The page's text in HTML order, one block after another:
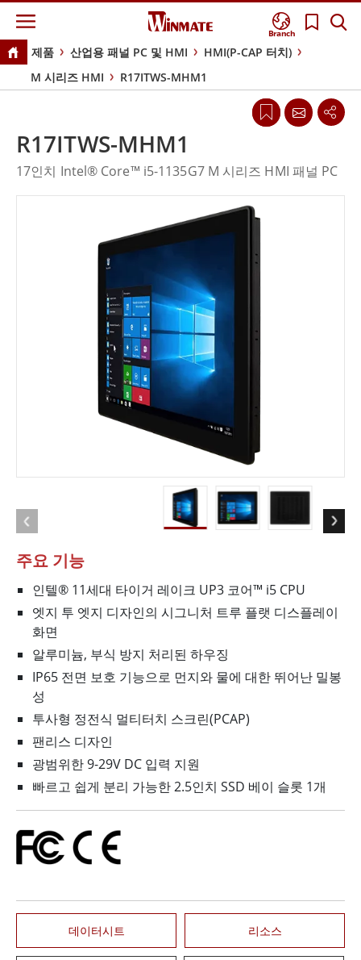
Branch
제품 산업용 패널 PC 및 HMI
HMI(P-CAP 터치)
M 시리즈 HMI
R17ITWS-MHM1
주요 기능
인텔® 11세대 타이거 레이크 UP3 코어™ i5 CPU
엣지 투 엣지 디자인의 시그니처 트루 플랫 디스플레이
화면
알루미늄, 부식 방지 처리된 하우징
IP65 전면 보호 기능으로 먼지와 물에 대한 뛰어난 밀봉
성
투사형 정전식 멀티터치 스크린(PCAP)
팬리스 디자인
광범위한 9-29V DC 입력 지원
빠르고 쉽게 분리 가능한 2.5인치 SSD 베이 슬롯 1개
데이터시트 리소스
R17ITWS-MHM1
17인치 Intel® Core™ i5-1135G7 M 시리즈 HMI 패널 PC